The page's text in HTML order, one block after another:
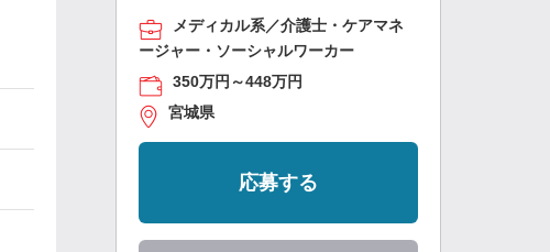
メディカル系／介護士・ケアマネ
ージャー・ソーシャルワーカー
350万円～448万円
宮城県
応募する